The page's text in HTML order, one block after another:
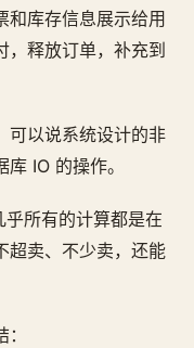
和库存信息展示给用
，释放订单，补充到
可以说系统设计的非
IO 的操作。
所有的计算都是在
超卖、不少卖，还能